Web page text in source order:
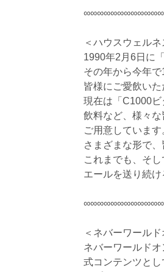
＜ハウスウェル
1990年2月6日に
その年から今年
皆様にご愛飲いた
現在は「C1000ビ
飲料など、様々な
ご用意しています
さまざまな形で
これまでも、そ
エールを送り続
＜ネバーワール
ネバーワールド
式コンテンツと